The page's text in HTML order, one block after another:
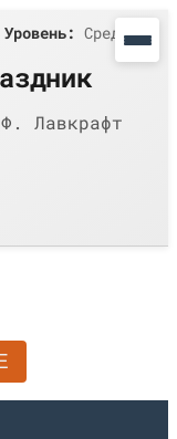
Лавкрафт
Уровень: Средний